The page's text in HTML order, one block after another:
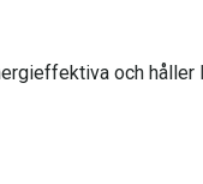
och håller